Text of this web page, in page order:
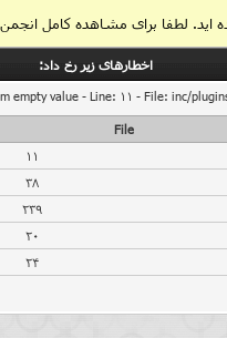
اید. لطفا برای مشاهده کامل
اخطار‌های زیر رخ داد:
value - Line: 11 - File: inc/
File
11
38
239
20
24